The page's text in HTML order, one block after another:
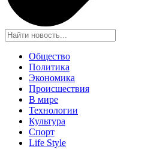
Общество
Политика
Экономика
Происшествия
В мире
Технологии
Культура
Спорт
Life Style